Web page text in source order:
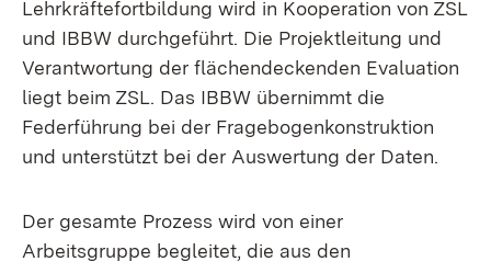
Lehrkräftefortbildung wird in Kooperation von ZSL
und IBBW durchgeführt. Die Projektleitung und
Verantwortung der flächendeckenden Evaluation
liegt beim ZSL. Das IBBW übernimmt die
Federführung bei der Fragebogenkonstruktion
und unterstützt bei der Auswertung der Daten.
Der gesamte Prozess wird von einer
Arbeitsgruppe begleitet, die aus den